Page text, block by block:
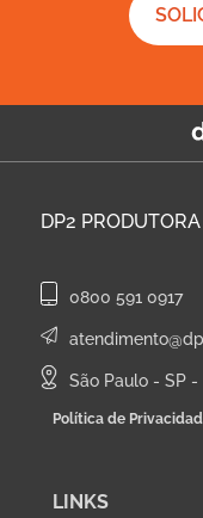
DP2
0800 591 0917
São Paulo - SP -
Política de
LINKS